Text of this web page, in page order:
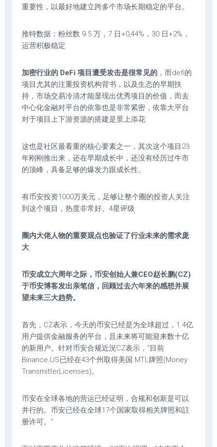
重要性，以最好地建立跨多个市场长期稳定的平台。
推特数据：粉丝数 9.5 万，7 日+0,44%，30 日+2%，
运营积极稳定
加密行业的 DeFi 项目遭受攻击是很常见的 ，而defi的
项目尤其的注重投资机构背书，以及生态的早期扶
持，市场交易冷清才能显现出优秀项目的价值，而去
中心化金融对平台的依靠也是非常紧密，依靠大平台
对于项目上下游资源的搭建是景上添花
这也是社区最看重的核心要素之一，其次这个项目23
年刚刚推出来，还在早期成长中，还没有经历过牛市
的顶峰，具备足够的爆发力跟成长性。
有币安投资1000万美元，足够让整个圈的投资人关注
到这个项目，热度非常好。4星评级
圈内大佬人物的重要观点也验证了行业未来的需求庞
大
币安成立六周年之际，币安创始人兼CEO赵长鹏(CZ)
于币安博客发出亲笔信，回顾过去六年来的感想并展
望未来三大趋势。
首先，CZ表示，今天的币安已经是为全球超过，1.4亿
用户提供金融服务的平台，且未来将可能迎来数十亿
的新用户。针对币安合规近況CZ表示，“目前
Binance.US已经在43个州取得美国 MTL牌照(Money
TransmitterLicenses)。
币安在全球各地的营运已经证明，合规和创新是可以
并行的。币安已经在全球17个国家取得相关牌照和註
册许可。”